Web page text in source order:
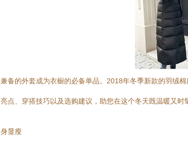
备的外套成为衣橱的必备单品。2018年冬季新款的羽绒
点、穿搭技巧以及选购建议，助您在这个冬天既温暖又时
显瘦